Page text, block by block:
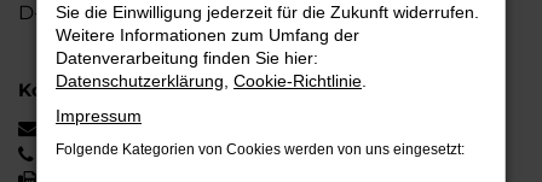
D-94569 Stephansposching
Kommunikation:
info@autohaus-maidl.de
09931-98260
Sie die Einwilligung jederzeit für die Zukunft widerrufen.
Weitere Informationen zum Umfang der
Datenverarbeitung finden Sie hier:
Datenschutzerklärung Cookie-Richtlinie
Impressum
Folgende Kategorien von Cookies werden von uns eingesetzt: